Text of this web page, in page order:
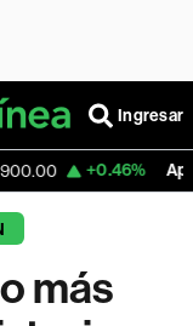
Ingresar
Apple 313.305
más